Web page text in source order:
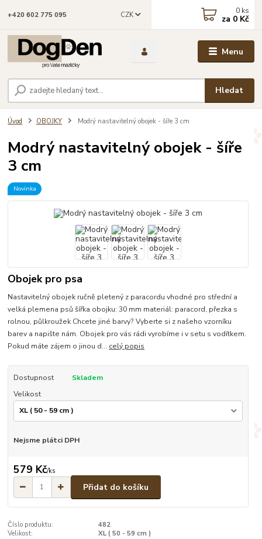
Menu
CZK
Hledat
+420 602 775 095 0 ks
za 0 Kč
Úvod OBOJKY Modrý nastavitelný obojek - šíře 3 cm
Modrý nastavitelný obojek - šíře
3 cm
Novinka
Obojek pro psa
Nastavitelný obojek ručně pletený z paracordu vhodné pro střední a
velká plemena psů šířka obojku: 30 mm materiál: paracord, přezka s
rolnou, půlkroužek Chcete jiné barvy? Vyberte si z našeho vzorníku
barev a napište nám. Obojek pro vás rádi vyrobíme i v setu s vodítkem.
Pokud máte zájem o jinou d... celý popis
Dostupnost
Skladem
Velikost
Nejsme plátci DPH
579 Kč/ks
Přidat do košíku
Číslo produktu:
482
Velikost:
XL ( 50 - 59 cm )